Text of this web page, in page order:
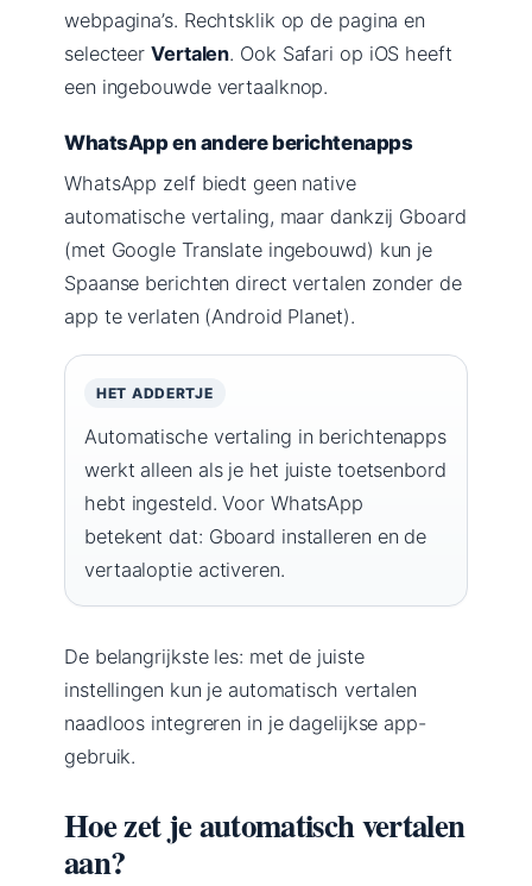
webpagina’s. Rechtsklik op de pagina en
selecteerVertalen. Ook Safari op iOS heeft
een ingebouwde vertaalknop.
WhatsApp en andere berichtenapps
WhatsApp zelf biedt geen native
automatische vertaling, maar dankzij Gboard
(met Google Translate ingebouwd) kun je
Spaanse berichten direct vertalen zonder de
app te verlaten (Android Planet).
HET ADDERTJE
Automatische vertaling in berichtenapps
werkt alleen als je het juiste toetsenbord
hebt ingesteld. Voor WhatsApp
betekent dat: Gboard installeren en de
vertaaloptie activeren.
De belangrijkste les: met de juiste
instellingen kun je automatisch vertalen
naadloos integreren in je dagelijkse app-
gebruik.
Hoe zet je automatisch vertalen
aan?